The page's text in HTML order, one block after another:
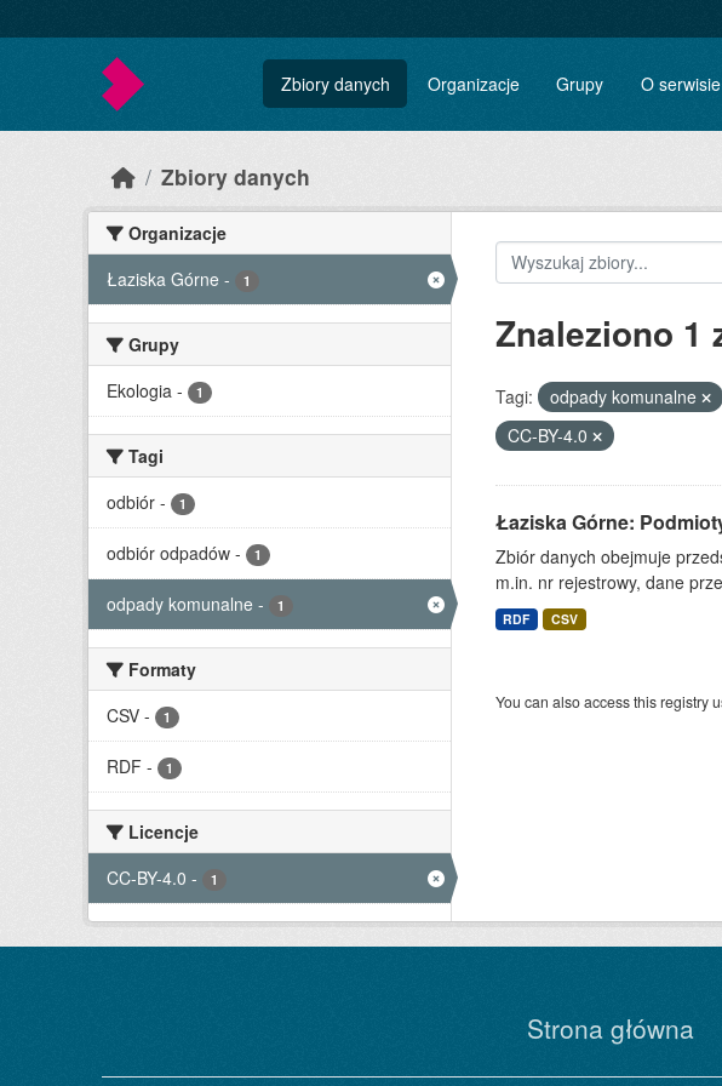
Zbiory danych Organizacje Grupy O serwisie
Zbiory danych
Organizacje
Łaziska Górne - 1
Grupy
Ekologia - 1
Tagi
odbiór - 1
odbiór odpadów - 1
odpady komunalne - 1
Formaty
CSV - 1
RDF - 1
Licencje
CC-BY-4.0 - 1
Znaleziono 1
Tagi: odpady komunalne
CC-BY-4.0
Łaziska Górne:
Zbiór danych obejmuje
m.in. nr rejestrowy, dane
RDF CSV
You can also access this registry
Strona główna